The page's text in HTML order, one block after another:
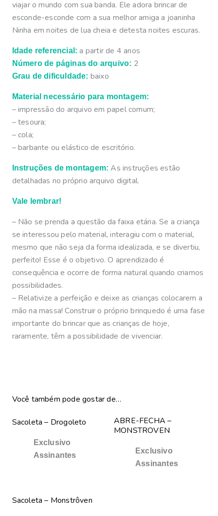
viajar o mundo com sua banda. Ele adora brincar de
esconde-esconde com a sua melhor amiga a joaninha
Ninha em noites de lua cheia e detesta noites escuras.
Idade referencial: a partir de 4 anos
Número de páginas do arquivo: 2
Grau de dificuldade: baixo
Material necessário para montagem:
– impressão do arquivo em papel comum;
– tesoura;
– cola;
– barbante ou elástico de escritório.
Instruções de montagem: As instruções estão
detalhadas no próprio arquivo digital.
Vale lembrar!
– Não se prenda a questão da faixa etária. Se a criança
se interessou pelo material, interagiu com o material,
mesmo que não seja da forma idealizada, e se divertiu,
perfeito! Esse é o objetivo. O aprendizado é
consequência e ocorre de forma natural quando criamos
possibilidades.
– Relativize a perfeição e deixe as crianças colocarem a
mão na massa! Construir o próprio brinquedo é uma fase
importante do brincar que as crianças de hoje,
raramente, têm a possibilidade de vivenciar.
Você também pode gostar de…
Sacoleta – Drogoleto
Exclusivo
Assinantes
ABRE-FECHA –
MONSTROVEN
Exclusivo
Assinantes
Sacoleta – Monstrôven